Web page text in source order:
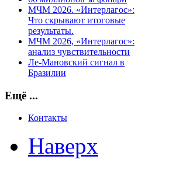
МЧМ 2026. «Интерлагос»:
Что скрывают итоговые
результаты.
МЧМ 2026, «Интерлагос»:
анализ чувствительности
Ле-Мановский сигнал в
Бразилии
Ещё ...
Контакты
Наверх